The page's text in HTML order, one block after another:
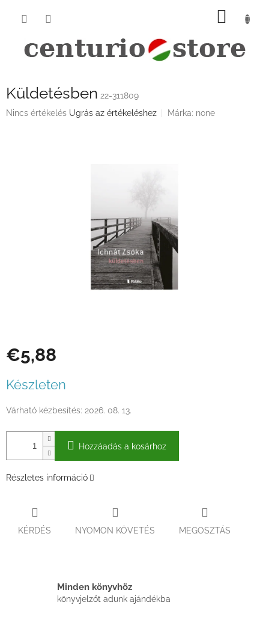
KOSÁR
Küldetésben 22-311809
A
Nincs értékelés Ugrás az értékeléshez Márka: none
€5,88
Készleten
Várható kézbesítés: 2026. 08. 13.
Hozzáadás a kosárhoz
Részletes információ
KÉRDÉS NYOMON KÖVETÉS MEGOSZTÁS
Minden könyvhöz
könyvjelzőt adunk ajándékba